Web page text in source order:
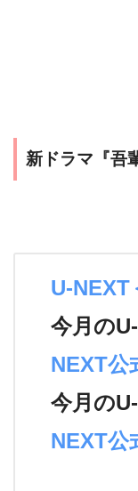
新ドラマ『吾
U-NEXT
今月の
NEXT公
今月の
NEXT公